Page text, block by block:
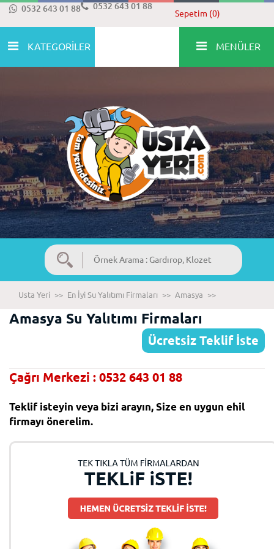
0532 643 01 88 0532 643 01 88
Sepetim (0)
KATEGORİLER MENÜLER
Usta Yeri >> En İyi Su Yalıtımı Firmaları >> Amasya >>
Amasya Su Yalıtımı Firmaları
Ücretsiz Teklif İste
Çağrı Merkezi : 0532 643 01 88
Teklif isteyin veya bizi arayın, Size en uygun ehil
firmayı önerelim.